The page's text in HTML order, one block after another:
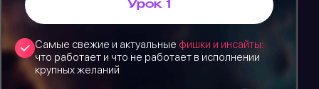
Урок 1
Самые свежие и актуальные фишки и инсайты:
что работает и что не работает в исполнении
крупных желаний